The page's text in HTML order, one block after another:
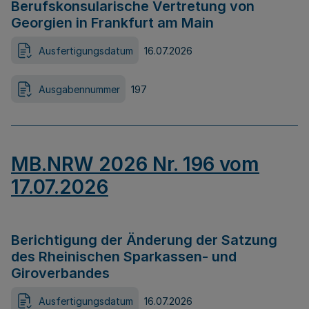
Berufskonsularische Vertretung von
Georgien in Frankfurt am Main
Ausfertigungsdatum 16.07.2026
Ausgabennummer 197
MB.NRW 2026 Nr. 196 vom
17.07.2026
Berichtigung der Änderung der Satzung
des Rheinischen Sparkassen- und
Giroverbandes
Ausfertigungsdatum 16.07.2026